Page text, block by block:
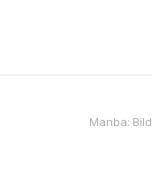
Manba: Bild